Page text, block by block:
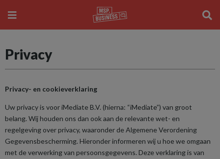
Privacy
Privacy- en cookieverklaring
Uw privacy is voor iMediate B.V. (hierna: “iMediate”) van groot
belang. Wij houden ons dan ook aan de relevante wet- en
regelgeving over privacy, waaronder de Algemene Verordening
Gegevensbescherming. Hieronder informeren wij u hoe we omgaan
met de verwerking van persoonsgegevens. Deze verklaring is van